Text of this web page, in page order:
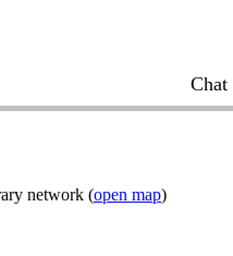
network (open map)